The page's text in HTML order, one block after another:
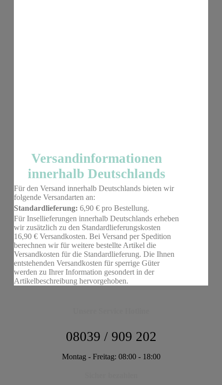
Versandinformationen
innerhalb Deutschlands
Für den Versand innerhalb Deutschlands bieten wir
folgende Versandarten an:
Standardlieferung: 6,90 € pro Bestellung.
Für Insellieferungen innerhalb Deutschlands erheben
wir zusätzlich zu den Standardlieferungskosten
16,90 € Versandkosten. Bei Versand per Spedition
berechnen wir für weitere bestellte Artikel die
Versandkosten für die Standardlieferung. Die Ihnen
entstehenden Versandkosten für sperrige Güter
werden zu Ihrer Information gesondert in der
Artikelbeschreibung hervorgehoben.
08039 / 909 202
Montag - Freitag: 08:00 - 18:00